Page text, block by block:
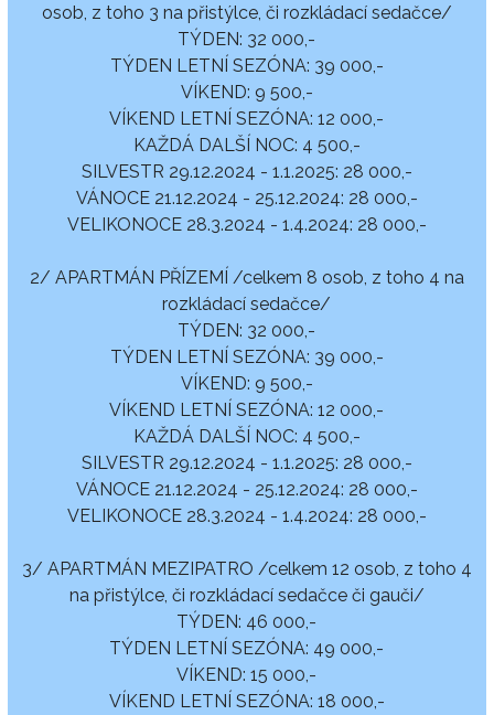
osob, z toho 3 na přistýlce, či rozkládací sedačce/
TÝDEN: 32 000,-
TÝDEN LETNÍ SEZÓNA: 39 000,-
VÍKEND: 9 500,-
VÍKEND LETNÍ SEZÓNA: 12 000,-
KAŽDÁ DALŠÍ NOC: 4 500,-
SILVESTR 29.12.2024 - 1.1.2025: 28 000,-
VÁNOCE 21.12.2024 - 25.12.2024: 28 000,-
VELIKONOCE 28.3.2024 - 1.4.2024: 28 000,-
2/ APARTMÁN PŘÍZEMÍ /celkem 8 osob, z toho 4 na
rozkládací sedačce/
TÝDEN: 32 000,-
TÝDEN LETNÍ SEZÓNA: 39 000,-
VÍKEND: 9 500,-
VÍKEND LETNÍ SEZÓNA: 12 000,-
KAŽDÁ DALŠÍ NOC: 4 500,-
SILVESTR 29.12.2024 - 1.1.2025: 28 000,-
VÁNOCE 21.12.2024 - 25.12.2024: 28 000,-
VELIKONOCE 28.3.2024 - 1.4.2024: 28 000,-
3/ APARTMÁN MEZIPATRO /celkem 12 osob, z toho 4
na přistýlce, či rozkládací sedačce či gauči/
TÝDEN: 46 000,-
TÝDEN LETNÍ SEZÓNA: 49 000,-
VÍKEND: 15 000,-
VÍKEND LETNÍ SEZÓNA: 18 000,-